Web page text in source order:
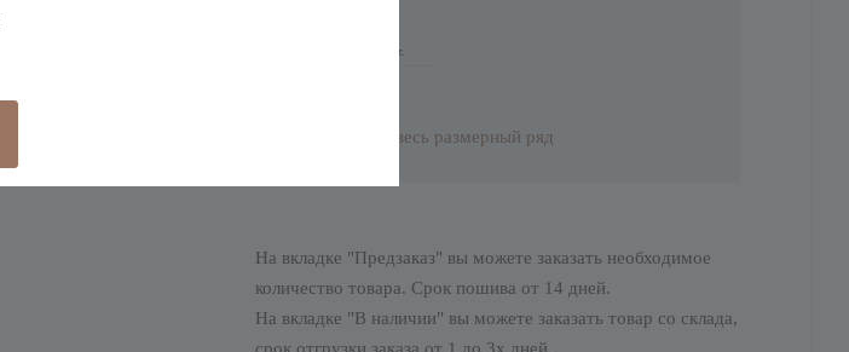
На складе 2 шт.
Добавить весь размерный ряд
На вкладке "Предзаказ" вы можете заказать необходимое
количество товара. Срок пошива от 14 дней.
На вкладке "В наличии" вы можете заказать товар со склада,